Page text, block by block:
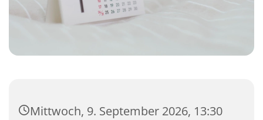
Mittwoch, 9. September 2026, 13:30